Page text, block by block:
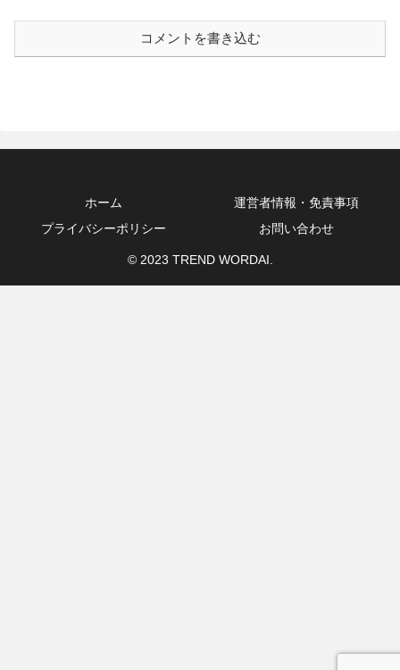
コメントを書き込む
ホーム
運営者情報・免責事項
プライバシーポリシー
お問い合わせ
© 2023 TREND WORDAI.